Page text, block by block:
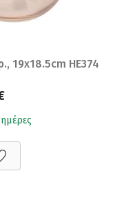
19x18.5cm HE374